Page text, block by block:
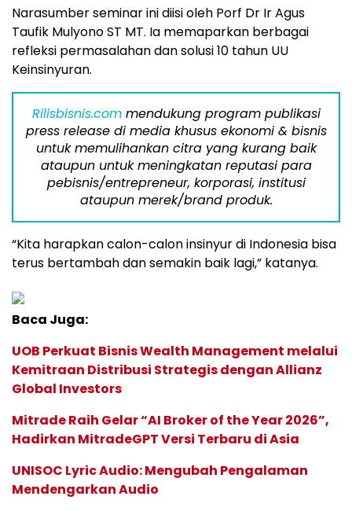
Narasumber seminar ini diisi oleh Porf Dr Ir Agus
Taufik Mulyono ST MT. Ia memaparkan berbagai
refleksi permasalahan dan solusi 10 tahun UU
Keinsinyuran.
Rilisbisnis.commendukung program publikasi
press release di media khusus ekonomi & bisnis
untuk memulihankan citra yang kurang baik
ataupun untuk meningkatan reputasi para
pebisnis/entrepreneur, korporasi, institusi
ataupun merek/brand produk.
“Kita harapkan calon-calon insinyur di Indonesia bisa
terus bertambah dan semakin baik lagi,” katanya.
Baca Juga:
UOB Perkuat Bisnis Wealth Management melalui
Kemitraan Distribusi Strategis dengan Allianz
Global Investors
Mitrade Raih Gelar “AI Broker of the Year 2026”,
Hadirkan MitradeGPT Versi Terbaru di Asia
UNISOC Lyric Audio: Mengubah Pengalaman
Mendengarkan Audio